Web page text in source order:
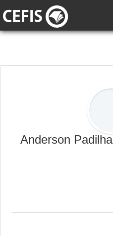
Anderson Padilha